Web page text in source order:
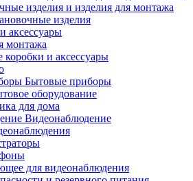
изделия и изделия для монтажа
изделия
аксессуары
монтажа
и аксессуары
Бытовые приборы
оборудование
для дома
Видеонаблюдение
для видеонаблюдения